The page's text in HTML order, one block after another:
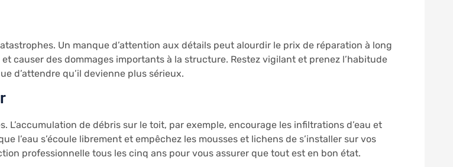
Un manque d’attention aux détails peut alourdir le prix de réparation à long
causer des dommages importants à la structure. Restez vigilant et prenez l’habitude
d’attendre qu’il devienne plus sérieux.
de débris sur le toit, par exemple, encourage les infiltrations d’eau et
l’eau s’écoule librement et empêchez les mousses et lichens de s’installer sur vos
professionnelle tous les cinq ans pour vous assurer que tout est en bon état.